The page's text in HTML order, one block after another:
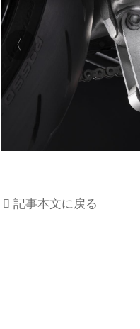
記事本文に戻る